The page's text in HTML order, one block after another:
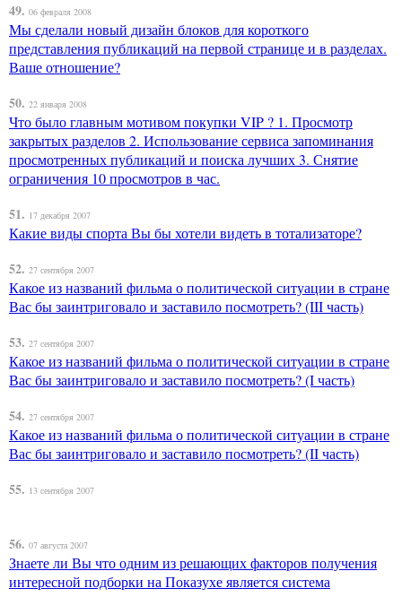
49. 06 февраля 2008
Мы сделали новый дизайн блоков для короткого
представления публикаций на первой странице и в разделах.
Ваше отношение?
50. 22 января 2008
Что было главным мотивом покупки VIP ? 1. Просмотр
закрытых разделов 2. Использование сервиса запоминания
просмотренных публикаций и поиска лучших 3. Снятие
ограничения 10 просмотров в час.
51. 17 декабря 2007
Какие виды спорта Вы бы хотели видеть в тотализаторе?
52. 27 сентября 2007
Какое из названий фильма о политической ситуации в стране
Вас бы заинтриговало и заставило посмотреть? (III часть)
53. 27 сентября 2007
Какое из названий фильма о политической ситуации в стране
Вас бы заинтриговало и заставило посмотреть? (I часть)
54. 27 сентября 2007
Какое из названий фильма о политической ситуации в стране
Вас бы заинтриговало и заставило посмотреть? (II часть)
55. 13 сентября 2007
56. 07 августа 2007
Знаете ли Вы что одним из решающих факторов получения
интересной подборки на Показухе является система